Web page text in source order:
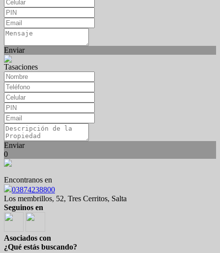
Enviar
Tasaciones
Enviar
0
Encontranos en
03874238800
Los membrillos, 52, Tres Cerritos, Salta
Seguinos en
Asociados con
¿Qué estás buscando?